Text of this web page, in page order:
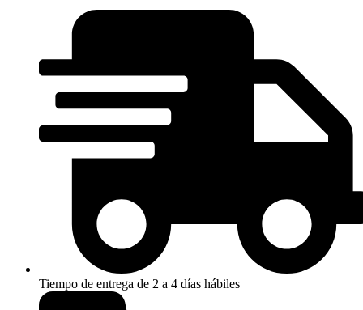
Tiempo de entrega de 2 a 4 días hábiles